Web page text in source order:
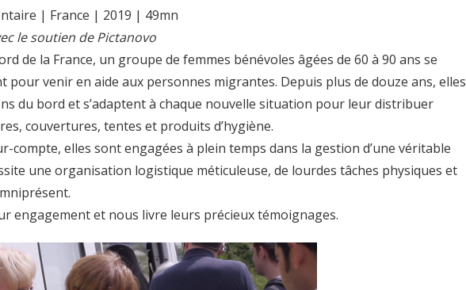
| France | 2019 | 49mn
le soutien de Pictanovo
de la France, un groupe de femmes bénévoles âgées de 60 à 90 ans se
pour venir en aide aux personnes migrantes. Depuis plus de douze ans, elles
du bord et s’adaptent à chaque nouvelle situation pour leur distribuer
couvertures, tentes et produits d’hygiène.
compte, elles sont engagées à plein temps dans la gestion d’une véritable
une organisation logistique méticuleuse, de lourdes tâches physiques et
engagement et nous livre leurs précieux témoignages.